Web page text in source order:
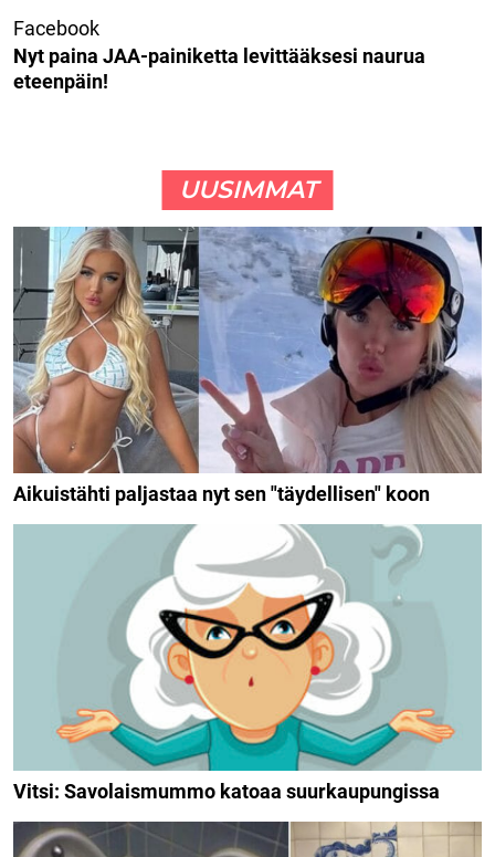
Facebook
Nyt paina JAA-painiketta levittääksesi naurua
eteenpäin!
UUSIMMAT
Aikuistähti paljastaa nyt sen "täydellisen" koon
Vitsi: Savolaismummo katoaa suurkaupungissa